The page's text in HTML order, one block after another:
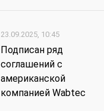
23.09.2025, 10:45
Подписан ряд
соглашений с
американской
компанией Wabtec